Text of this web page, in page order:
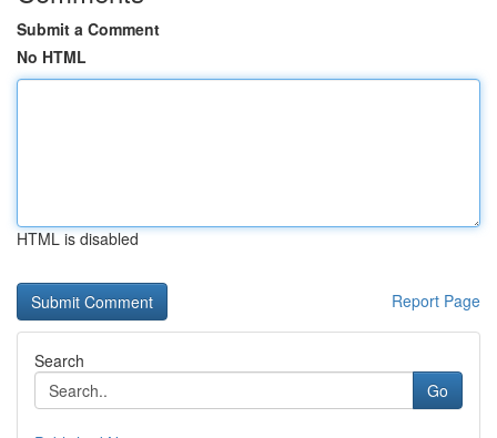
Submit a Comment
No HTML
HTML is disabled
Report Page
Search
Go